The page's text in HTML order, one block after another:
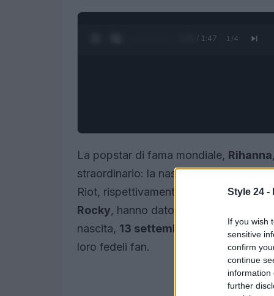
Style 24 -
If you wish
sensitive
confirm
continue
information
further
0:27 / 1:47 1 /4
La popstar di fama mondiale, Rihanna
straordinario: la nascita della sua
Riot, rispettivamente nel 2022 e nel
Rocky, hanno dato un caloroso
nascita, 13 settembre
, segna un
loro fedeli fan.